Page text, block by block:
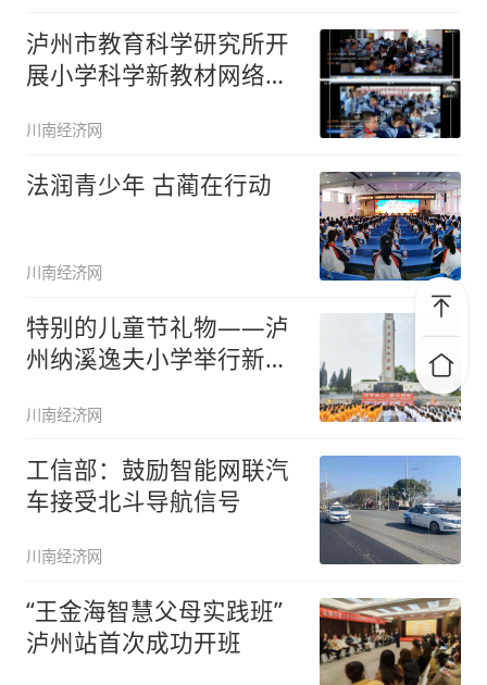
泸州市教育科学研究所开
展小学科学新教材网络研
川南经济网
法润青少年 古蔺在行动
川南经济网
特别的儿童节礼物——泸
州纳溪逸夫小学举行新队
川南经济网
工信部：鼓励智能网联汽
车接受北斗导航信号
川南经济网
“王金海智慧父母实践班”
泸州站首次成功开班